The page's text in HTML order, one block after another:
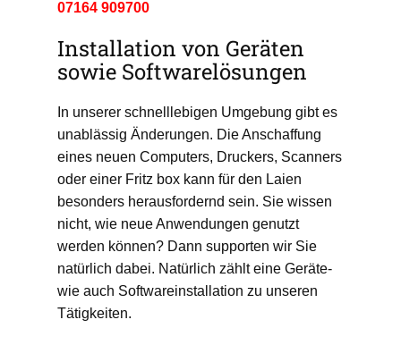
07164 909700
Installation von Geräten
sowie Softwarelösungen
In unserer schnelllebigen Umgebung gibt es
unablässig Änderungen. Die Anschaffung
eines neuen Computers, Druckers, Scanners
oder einer Fritz box kann für den Laien
besonders herausfordernd sein. Sie wissen
nicht, wie neue Anwendungen genutzt
werden können? Dann supporten wir Sie
natürlich dabei. Natürlich zählt eine Geräte-
wie auch Softwareinstallation zu unseren
Tätigkeiten.